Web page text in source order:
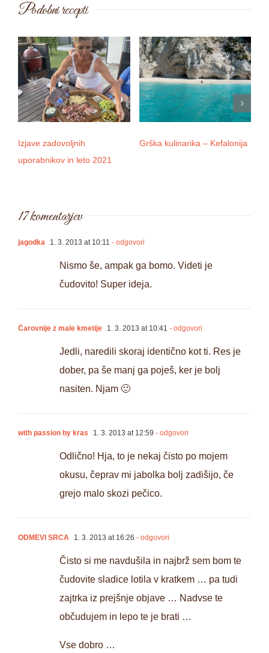
Podobni recepti
Izjave zadovoljnih
uporabnikov in leto 2021
Grška kulinarika – Kefalonija
17 komentarjev
jagodka 1. 3. 2013 at 10:11 - odgovori
Nismo še, ampak ga bomo. Videti je
čudovito! Super ideja.
Čarovnije z male kmetije 1. 3. 2013 at 10:41 - odgovori
Jedli, naredili skoraj identično kot ti. Res je
dober, pa še manj ga poješ, ker je bolj
nasiten. Njam 🙂
with passion by kras 1. 3. 2013 at 12:59 - odgovori
Odlično! Hja, to je nekaj čisto po mojem
okusu, čeprav mi jabolka bolj zadišijo, če
grejo malo skozi pečico.
ODMEVI SRCA 1. 3. 2013 at 16:26 - odgovori
Čisto si me navdušila in najbrž sem bom te
čudovite sladice lotila v kratkem … pa tudi
zajtrka iz prejšnje objave … Nadvse te
občudujem in lepo te je brati …
Vse dobro …